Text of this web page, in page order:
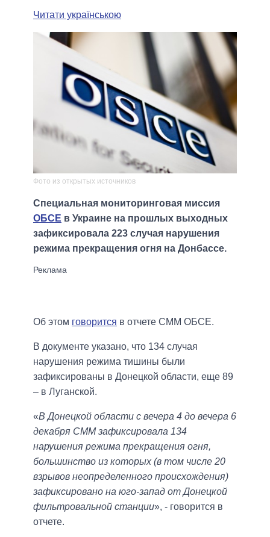
Читати українською
Фото из открытых источников
Специальная мониторинговая миссия
ОБСЕ в Украине на прошлых выходных
зафиксировала 223 случая нарушения
режима прекращения огня на Донбассе.
Об этом говорится в отчете СММ ОБСЕ.
В документе указано, что 134 случая
нарушения режима тишины были
зафиксированы в Донецкой области, еще 89
– в Луганской.
«В Донецкой области с вечера 4 до вечера 6
декабря СММ зафиксировала 134
нарушения режима прекращения огня,
большинство из которых (в том числе 20
взрывов неопределенного происхождения)
зафиксировано на юго-запад от Донецкой
фильтровальной станции», - говорится в
отчете.